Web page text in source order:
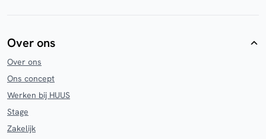
Over ons
Over ons
Ons concept
Werken bij HUUS
Stage
Zakelijk